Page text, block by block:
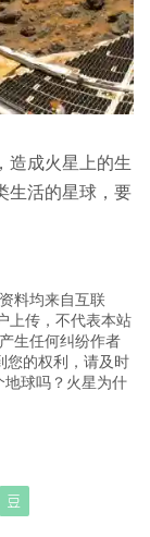
造成火星上的生
生活的星球，要
料均来自互联
上传，不代表本站
生任何纠纷作者
您的权利，请及时
球吗？火星为什
